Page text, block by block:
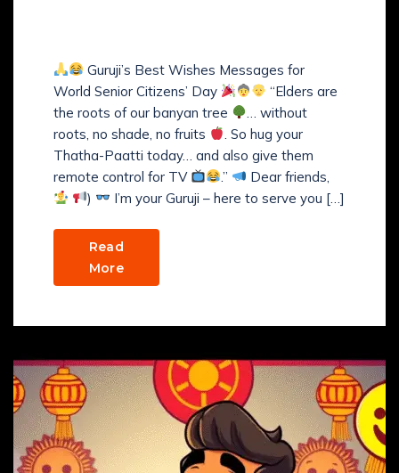
Guruji’s Best Wishes Messages for
World Senior Citizens’ Day
“Elders are
the roots of our banyan tree
… without
roots, no shade, no fruits
. So hug your
Thatha-Paatti today… and also give them
remote control for TV
.”
Dear friends,
)
I’m your Guruji – here to serve you […]
Read
More